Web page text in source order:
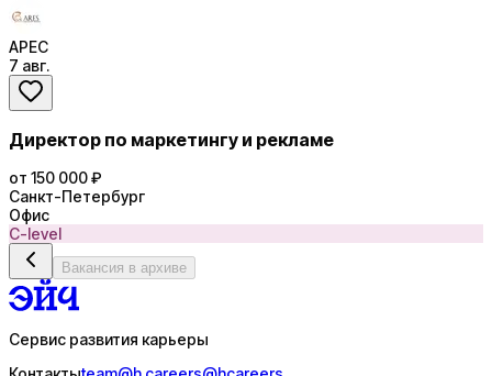
АРЕС
7 авг.
Директор по маркетингу и рекламе
от 150 000 ₽
Санкт-Петербург
Офис
C-level
Вакансия в архиве
Сервис развития карьеры